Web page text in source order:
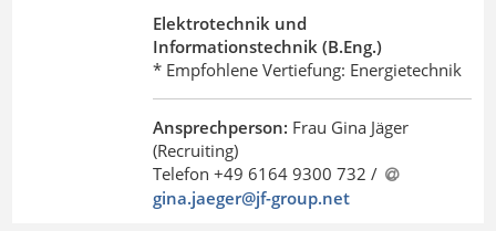
Elektrotechnik und
Informationstechnik (B.Eng.)
* Empfohlene Vertiefung: Energietechnik
Ansprechperson: Frau Gina Jäger
(Recruiting)
Telefon +49 6164 9300 732 /
gina.jaeger@jf-group.net